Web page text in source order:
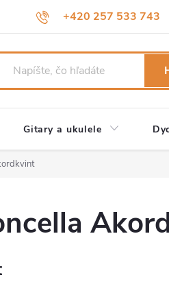
+420 257 533 743
Návody a údržba Reklamácia
Gitary a ukulele